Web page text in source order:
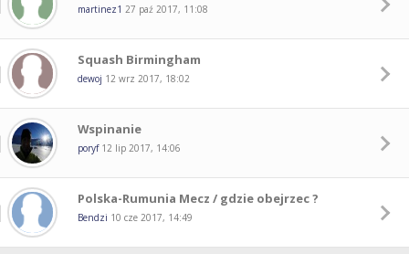
martinez1 27 paź 2017, 11:08
Squash Birmingham
dewoj 12 wrz 2017, 18:02
Wspinanie
poryf 12 lip 2017, 14:06
Polska-Rumunia Mecz / gdzie obejrzec ?
Bendzi 10 cze 2017, 14:49